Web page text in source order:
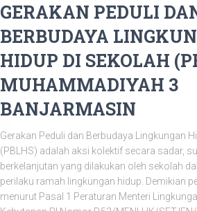
GERAKAN PEDULI
BERBUDAYA
HIDUP DI SEKOLAH
MUHAMMADIYAH 3
BANJARMASIN
Gerakan Peduli dan Berbudaya Lingkungan
(PBLHS) adalah aksi kolektif secara sadar,
berkelanjutan yang dilakukan oleh sekolah
perilaku ramah lingkungan hidup. Demikian
menurut Pasal 1 Peraturan Menteri